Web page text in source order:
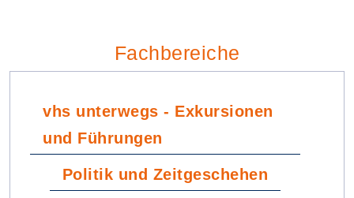
Fachbereiche
vhs unterwegs - Exkursionen
und Führungen
Politik und Zeitgeschehen